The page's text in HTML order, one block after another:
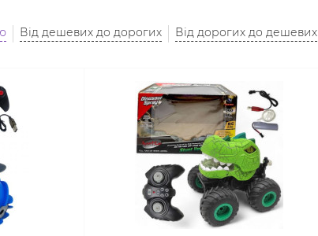
Від дешевих до дорогих Від дорогих до дешевих